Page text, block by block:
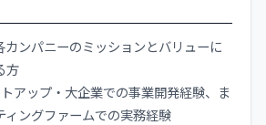
カンパニーのミッションとバリューに
方
アップ・大企業での事業開発経験、ま
ィングファームでの実務経験